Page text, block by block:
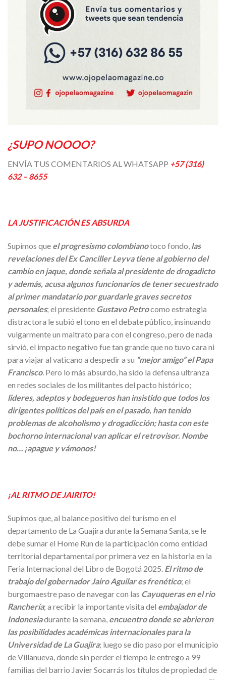
¿SUPO NOOOO?
ENVÍA TUS COMENTARIOS AL WHATSAPP +57 (316)
632 – 8655
LA JUSTIFICACIÓN ES ABSURDA
Supimos que el progresismo colombianotoco fondo, las
revelaciones del Ex Canciller Leyva tiene al gobierno del
cambio en jaque, donde señala al presidente de drogadicto
y además, acusa algunos funcionarios de tener secuestrado
al primer mandatario por guardarle graves secretos
personales; el presidente Gustavo Petrocomo estrategia
distractora le subió el tono en el debate público, insinuando
vulgarmente un maltrato para con el congreso, pero de nada
sirvió, el impacto negativo fue tan grande que no tuvo cara ni
para viajar al vaticano a despedir a su “mejor amigo” el Papa
Francisco. Pero lo más absurdo, ha sido la defensa ultranza
en redes sociales de los militantes del pacto histórico;
lideres, adeptos y bodegueros han insistido que todos los
dirigentes políticos del país en el pasado, han tenido
problemas de alcoholismo y drogadicción; hasta con este
bochorno internacional van aplicar el retrovisor. Nombe
no… ¡apague y vámonos!
¡AL RITMO DE JAIRITO!
Supimos que, al balance positivo del turismo en el
departamento de La Guajira durante la Semana Santa, se le
debe sumar el Home Run de la participación como entidad
territorial departamental por primera vez en la historia en la
Feria Internacional del Libro de Bogotá 2025. El ritmo de
trabajo del gobernador Jairo Aguilar es frenético; el
burgomaestre paso de navegar con las Cayuqueras en el rio
Ranchería; a recibir la importante visita del embajador de
Indonesiadurante la semana, encuentro donde se abrieron
las posibilidades académicas internacionales para la
Universidad de La Guajira; luego se dio paso por el municipio
de Villanueva, donde sin perder el tiempo le entrego a 99
familias del barrio Javier Socarrás los títulos de propiedad de